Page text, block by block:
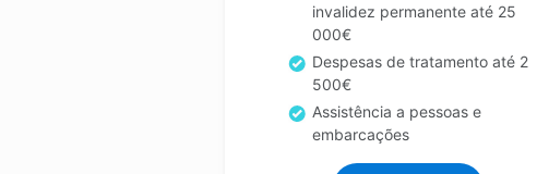
invalidez permanente até 25
000€
Despesas de tratamento até 2
500€
Assistência a pessoas e
embarcações